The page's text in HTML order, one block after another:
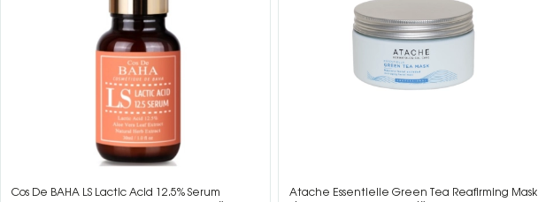
Cos De BAHA LS Lactic Acid 12.5% Serum
Atache Essentielle Green Tea Reafirming Mask